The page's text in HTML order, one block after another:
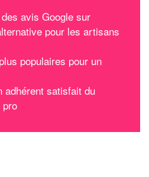
avis Google sur
pour les artisans
populaires pour un
adhérent satisfait du
pro